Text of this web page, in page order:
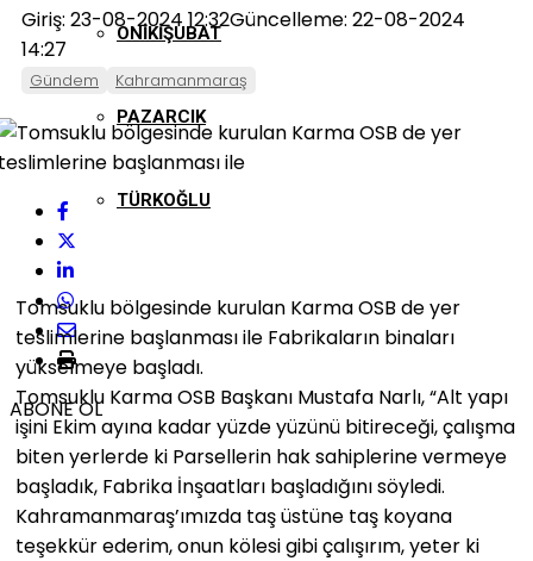
ONIKIŞUBAT
PAZARCIK
TÜRKOĞLU
Giriş: 23-08-2024 12:32Güncelleme: 22-08-2024
14:27
Gündem Kahramanmaraş
ABONE OL
Tomsuklu bölgesinde kurulan Karma OSB de yer
teslimlerine başlanması ile Fabrikaların binaları
yükselmeye başladı.
Tomsuklu Karma OSB Başkanı Mustafa Narlı, “Alt yapı
işini Ekim ayına kadar yüzde yüzünü bitireceği, çalışma
biten yerlerde ki Parsellerin hak sahiplerine vermeye
başladık, Fabrika İnşaatları başladığını söyledi.
Kahramanmaraş’ımızda taş üstüne taş koyana
teşekkür ederim, onun kölesi gibi çalışırım, yeter ki